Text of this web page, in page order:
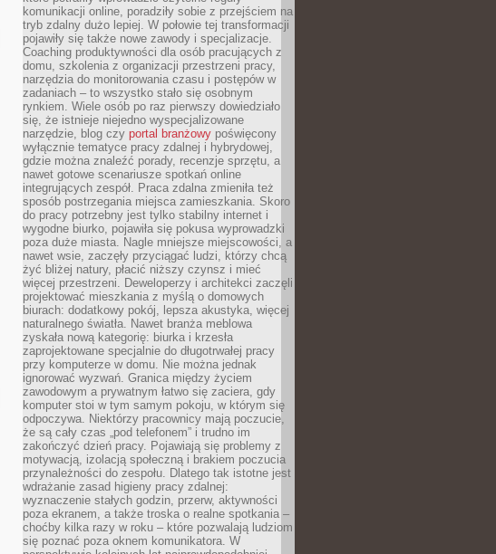
komunikacji online, poradziły sobie z przejściem na
tryb zdalny dużo lepiej. W połowie tej transformacji
pojawiły się także nowe zawody i specjalizacje.
Coaching produktywności dla osób pracujących z
domu, szkolenia z organizacji przestrzeni pracy,
narzędzia do monitorowania czasu i postępów w
zadaniach – to wszystko stało się osobnym
rynkiem. Wiele osób po raz pierwszy dowiedziało
się, że istnieje niejedno wyspecjalizowane
narzędzie, blog czy portal branżowy poświęcony
wyłącznie tematyce pracy zdalnej i hybrydowej,
gdzie można znaleźć porady, recenzje sprzętu, a
nawet gotowe scenariusze spotkań online
integrujących zespół. Praca zdalna zmieniła też
sposób postrzegania miejsca zamieszkania. Skoro
do pracy potrzebny jest tylko stabilny internet i
wygodne biurko, pojawiła się pokusa wyprowadzki
poza duże miasta. Nagle mniejsze miejscowości, a
nawet wsie, zaczęły przyciągać ludzi, którzy chcą
żyć bliżej natury, płacić niższy czynsz i mieć
więcej przestrzeni. Deweloperzy i architekci zaczęli
projektować mieszkania z myślą o domowych
biurach: dodatkowy pokój, lepsza akustyka, więcej
naturalnego światła. Nawet branża meblowa
zyskała nową kategorię: biurka i krzesła
zaprojektowane specjalnie do długotrwałej pracy
przy komputerze w domu. Nie można jednak
ignorować wyzwań. Granica między życiem
zawodowym a prywatnym łatwo się zaciera, gdy
komputer stoi w tym samym pokoju, w którym się
odpoczywa. Niektórzy pracownicy mają poczucie,
że są cały czas „pod telefonem” i trudno im
zakończyć dzień pracy. Pojawiają się problemy z
motywacją, izolacją społeczną i brakiem poczucia
przynależności do zespołu. Dlatego tak istotne jest
wdrażanie zasad higieny pracy zdalnej:
wyznaczenie stałych godzin, przerw, aktywności
poza ekranem, a także troska o realne spotkania –
choćby kilka razy w roku – które pozwalają ludziom
się poznać poza oknem komunikatora. W